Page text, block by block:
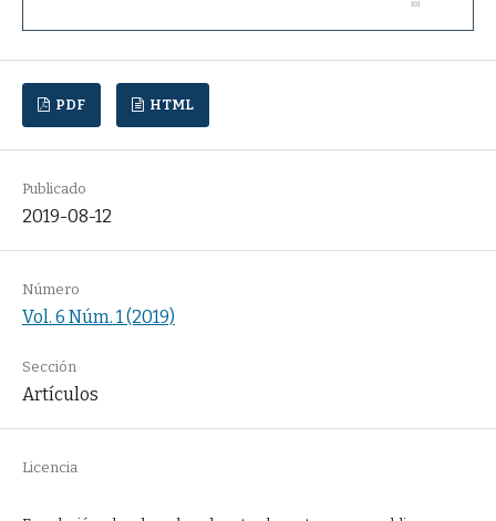
PDF HTML
Publicado
2019-08-12
Número
Vol. 6 Núm. 1 (2019)
Sección
Artículos
Licencia